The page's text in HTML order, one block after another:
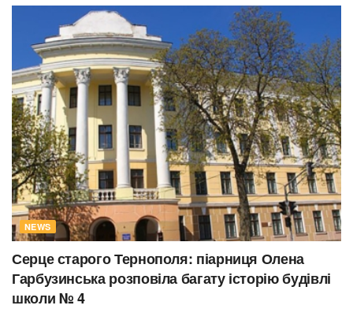
NEWS
Серце старого Тернополя: піарниця Олена
Гарбузинська розповіла багату історію будівлі
школи № 4